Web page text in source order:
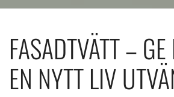
FASADTVÄTT –
EN NYTT LIV